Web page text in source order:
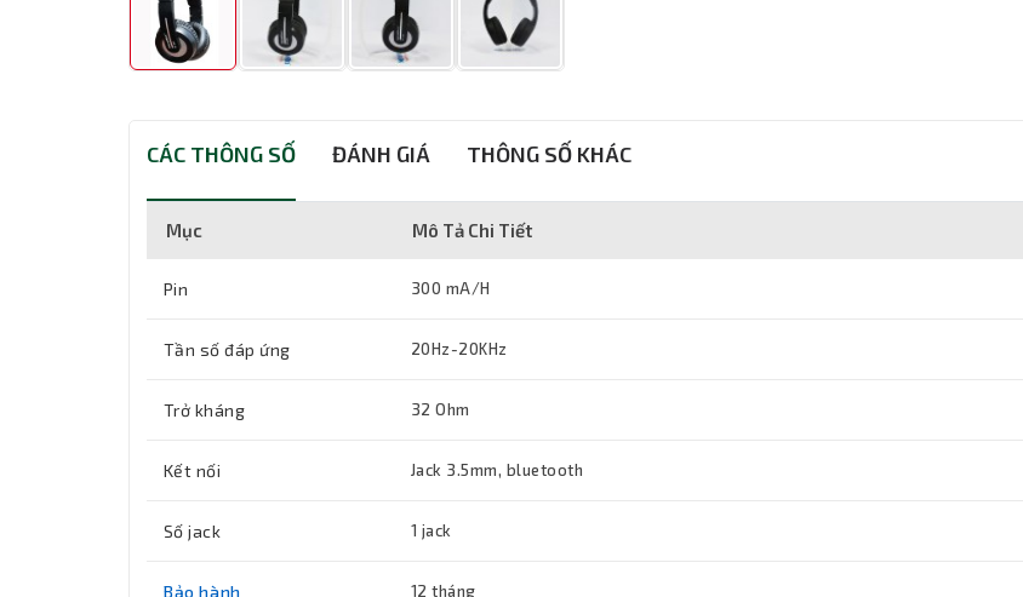
CÁC THÔNG SỐ ĐÁNH GIÁ THÔNG SỐ KHÁC
Mục Mô Tả Chi Tiết
Pin 300 mA/H
Tần số đáp ứng 20Hz-20KHz
Trở kháng 32 Ohm
Kết nối Jack 3.5mm, bluetooth
Số jack 1 jack
Bảo hành 12 tháng